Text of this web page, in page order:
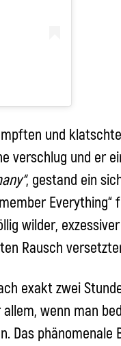
und
verschlug und er
, gestand ein
Everything“
wilder,
Rausch
exakt zwei
wenn man
Das phänomenale